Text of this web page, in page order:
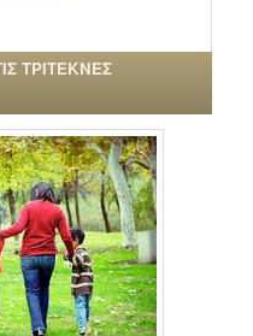
ΤΡΙΤΕΚΝΕΣ